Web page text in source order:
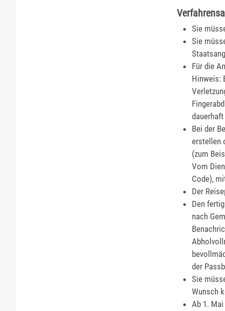
Sie
Sie
Für die
Hinweis:
Bei der
erstellen
(zum
Vom
Code),
Der
Den
nach
der
Sie
Wunsch
Ab 1.